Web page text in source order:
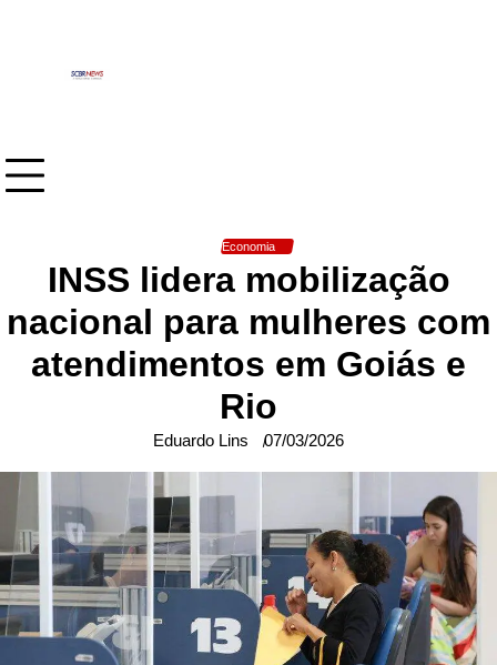
Economia
INSS lidera mobilização
nacional para mulheres com
atendimentos em Goiás e
Rio
Eduardo Lins 07/03/2026